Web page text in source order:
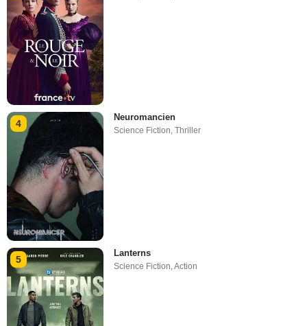
4
Neuromancien
Science Fiction,Thriller
5
Lanterns
Science Fiction,Action